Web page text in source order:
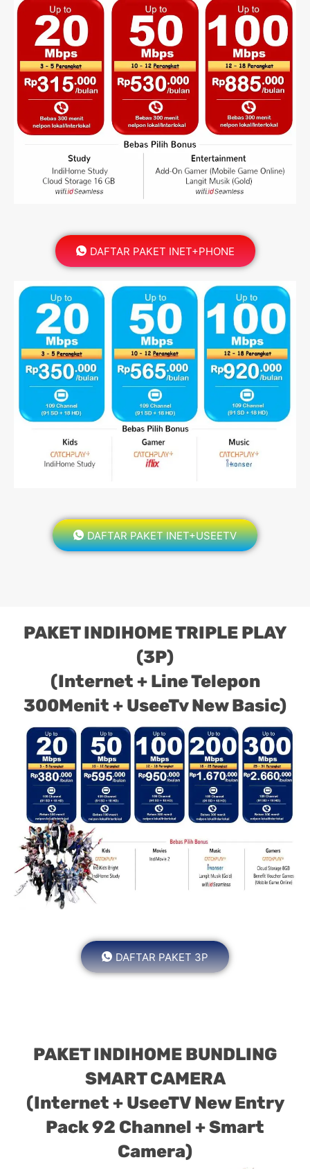
DAFTAR PAKET INET+PHONE
DAFTAR PAKET INET+USEETV
PAKET INDIHOME TRIPLE PLAY
(3P)
(Internet + Line Telepon
300Menit + UseeTv New Basic)
DAFTAR PAKET 3P
PAKET INDIHOME BUNDLING
SMART CAMERA
(Internet + UseeTV New Entry
Pack 92 Channel + Smart
Camera)